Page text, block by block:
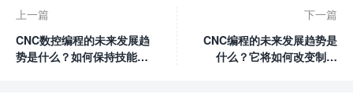
上一篇
CNC数控编程的未来发展趋
势是什么？如何保持技能更
下一篇
CNC编程的未来发展趋势是
什么？它将如何改变制造